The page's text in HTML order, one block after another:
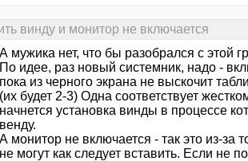
винду и монитор не включается
А мужика нет, что бы разобрался с этой
По идее, раз новый системник, надо -
пока из черного экрана не выскочит
(их будет 2-3) Одна соответствует
начнется установка винды в процессе
венду.
А монитор не включается - так это из-за
не могут как следует вставить. Если не